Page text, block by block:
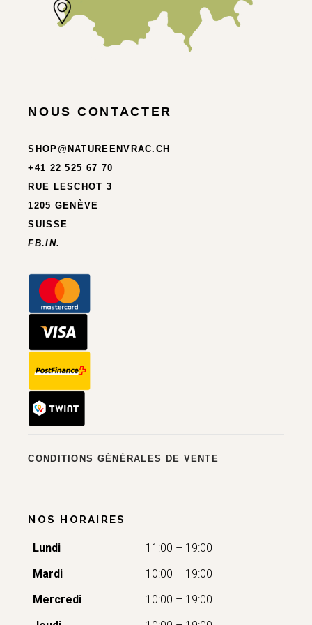
NOUS CONTACTER
SHOP@NATUREENVRAC.CH
+41 22 525 67 70
RUE LESCHOT 3
1205 GENÈVE
SUISSE
FB.IN.
CONDITIONS GÉNÉRALES DE VENTE
NOS HORAIRES
Lundi
11:00 – 19:00
Mardi
10:00 – 19:00
Mercredi
10:00 – 19:00